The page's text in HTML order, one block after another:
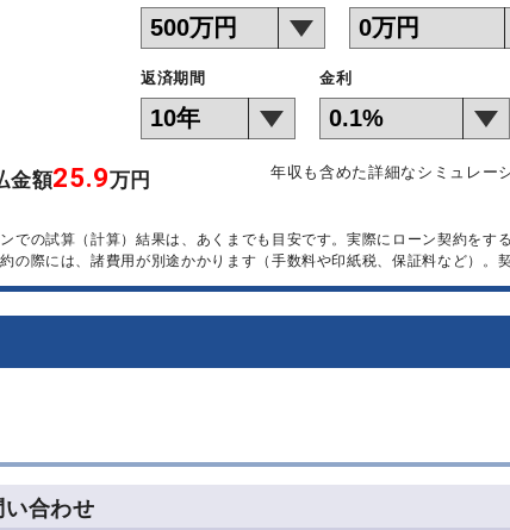
返済期間 金利
金額25.9万円 年収も含めた詳細なシミュレー
での試算（計算）結果は、あくまでも目安です。実際にローン契約をす
の際には、諸費用が別途かかります（手数料や印紙税、保証料など）。
合わせ